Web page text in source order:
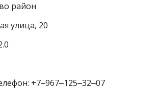
район
улица, 20
+7‒967‒125‒32‒07